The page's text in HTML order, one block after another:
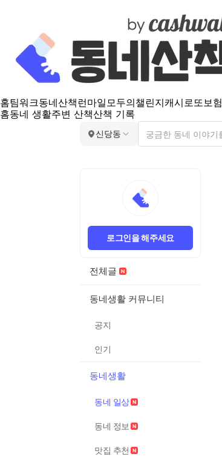
홈팀워크동네산책 런마일모두의챌린지캐시로또보험
홈동네 생활주변 산책산책 기록
신당동
로그인을 해주세요
전체글
동네생활 커뮤니티
공지
인기
동네생활
동네 일상
동네 정보
맛집 추천